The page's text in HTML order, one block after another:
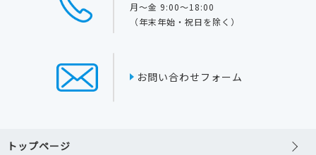
月～金 9:00～18:00
（年末年始・祝日を除く）
お問い合わせフォーム
トップページ